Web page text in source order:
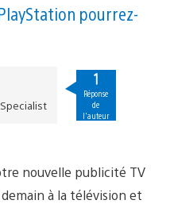
la
vie
pourrez-
1
Réponse
de
l'auteur
nouvelle publicité TV
à la télévision et